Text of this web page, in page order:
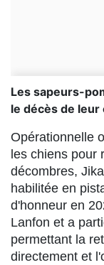
Les sapeurs-
le décès de leur
Opérationnelle
les chiens pour
décombres,
habilitée en
d'honneur en
Lanfon et a
permettant la
directement et